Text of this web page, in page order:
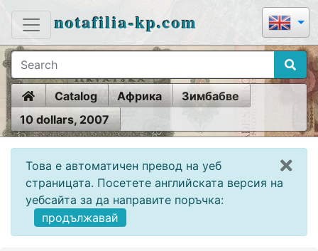
notafilia-kp.com
HomeCatalog Африка
Зимбабве
10 dollars, 2007
Това е автоматичен превод на уеб
страницата. Посетете английската версия на
уебсайта за да направите поръчка:
продължавай